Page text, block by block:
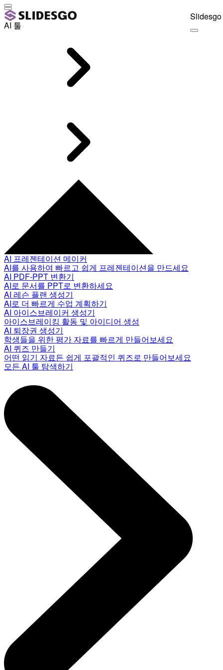
AI 툴
AI 프레젠테이션 메이커
AI를 사용하여 빠르고 쉽게 프레젠테이션을 만드세요
AI PDF-PPT 변환기
AI로 문서를 PPT로 변환하세요
AI 레슨 플랜 생성기
AI로 더 빠르게 수업 계획하기
AI 아이스브레이커 생성기
아이스브레이킹 활동 및 아이디어 생성
AI 퇴장권 생성기
학생들을 위한 평가 자료를 빠르게 만들어보세요
AI 퀴즈 만들기
어떤 읽기 자료든 쉽게 포괄적인 퀴즈로 만들어보세요
모든 AI 툴 탐색하기